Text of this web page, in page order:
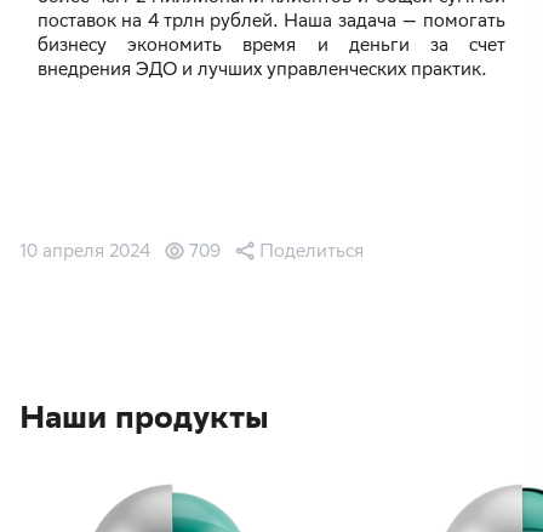
поставок на 4 трлн рублей. Наша задача — помогать
бизнесу экономить время и деньги за счет
внедрения ЭДО и лучших управленческих практик.
10 апреля 2024 709 Поделиться
Наши продукты